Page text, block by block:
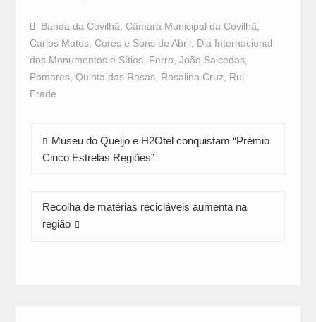
Facebook
(Opens
new
window)
WhatsApp
(Opens
in
new
window)
Twitter
(Opens
new
window)
Banda da Covilhã Câmara Municipal da Covilhã
Carlos Matos, Cores e Sons de Abril
Dia Internacional
dos Monumentos e Sítios, Ferro João Salcedas,
Pomares, Quinta das Rasas, Rosalina Cruz
Rui
Frade
Navegação
de
Museu do Queijo e H2Otel conquistam “Prémio
Cinco Estrelas Regiões”
Recolha de matérias recicláveis aumenta na
região